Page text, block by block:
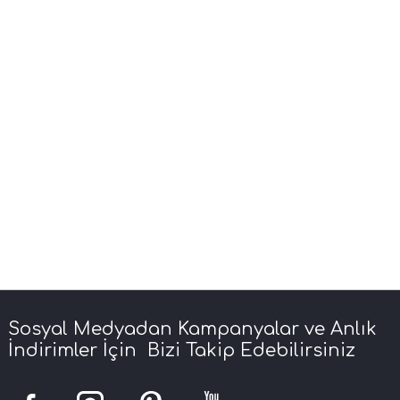
Sosyal Medyadan Kampanyalar ve Anlık
İndirimler İçin Bizi Takip Edebilirsiniz